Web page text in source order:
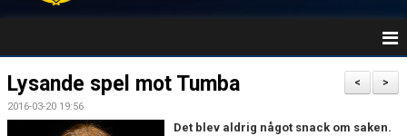
STARTSIDA
NYHETER
>
<
Lysande spel mot Tumba
2016-03-20 19:56
Det blev aldrig något snack om saken.